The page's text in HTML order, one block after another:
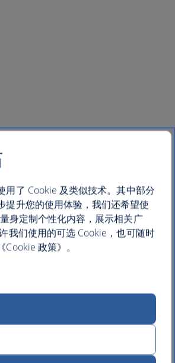
了 Cookie 及类似技术。其中部分
提升您的使用体验，我们还希望使
身定制个性化内容，展示相关广
我们使用的可选 Cookie，也可随时
政策》。